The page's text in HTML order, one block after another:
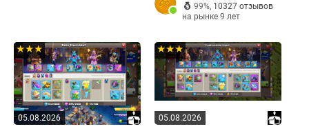
99%, 10327 отзывов
на рынке 9 лет
05.08.2026
★★★
05.08.2026
★★★